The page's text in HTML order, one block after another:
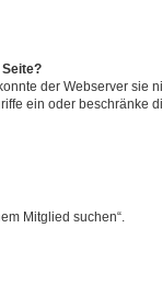
der Webserver sie
ein oder beschränke
Mitglied suchen“.